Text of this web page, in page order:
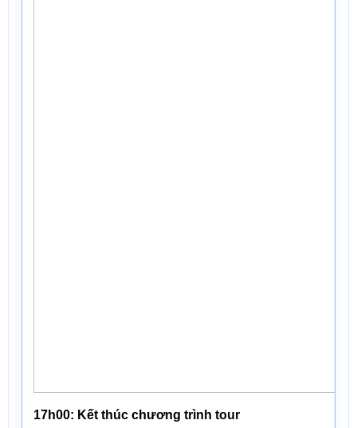
17h00: Kết thúc chương trình tour